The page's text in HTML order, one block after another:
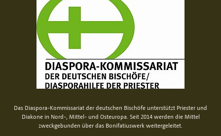
Das Diaspora-Kommissariat der deutschen Bischöfe unterstützt Priester und
Diakone in Nord-, Mittel- und Osteuropa. Seit 2014 werden die Mittel
zweckgebunden über das Bonifatiuswerk weitergeleitet.